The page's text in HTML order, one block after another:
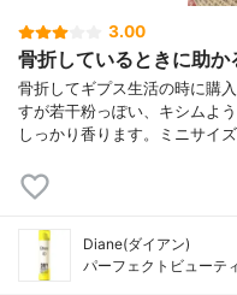
3.00
骨折しているときに助か
骨折してギプス生活の時に購
すが若干粉っぽい、キシムよ
しっかり香ります。ミニサイ
Diane(ダイアン)
パーフェクトビューテ